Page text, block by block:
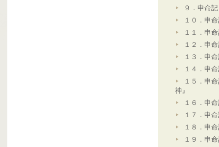
９．申命
１０．申
１１．申
１２．申
１３．申
１４．申
１５．申
神』
１６．申
１７．申
１８．申
１９．申